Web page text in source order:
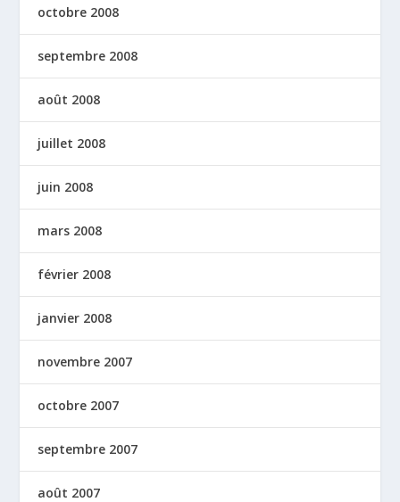
octobre 2008
septembre 2008
août 2008
juillet 2008
juin 2008
mars 2008
février 2008
janvier 2008
novembre 2007
octobre 2007
septembre 2007
août 2007